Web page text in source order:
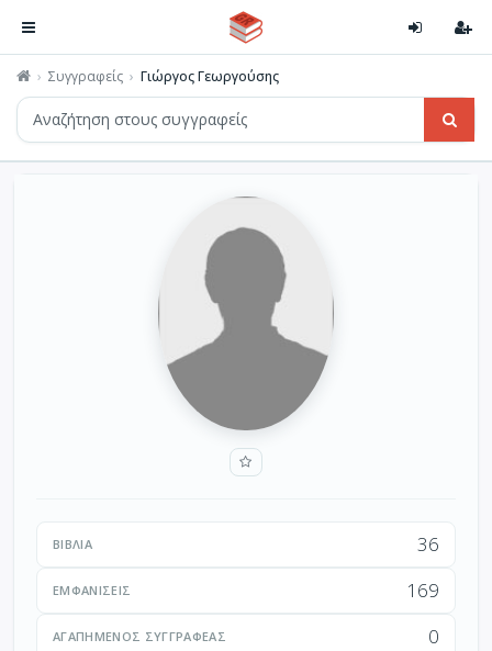
Συγγραφείς Γιώργος Γεωργούσης
ΒΙΒΛΊΑ 36
ΕΜΦΑΝΊΣΕΙΣ 169
ΑΓΑΠΗΜΈΝΟΣ ΣΥΓΓΡΑΦΈΑΣ 0